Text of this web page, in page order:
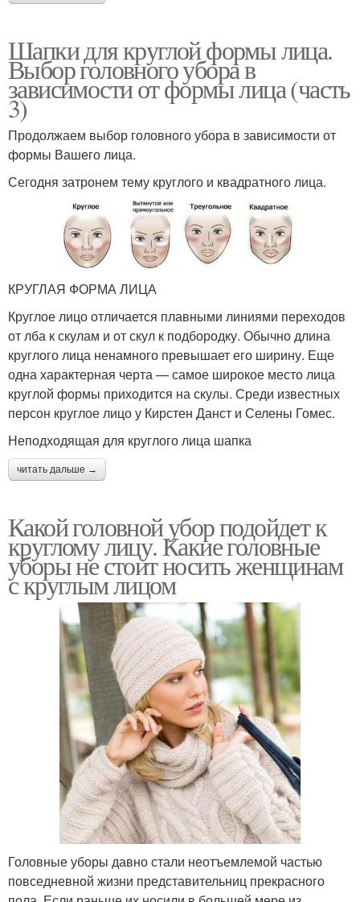
Шапки для круглой формы лица.
Выбор головного убора в
зависимости от формы лица (часть
3)
Продолжаем выбор головного убора в зависимости от
формы Вашего лица.
Сегодня затронем тему круглого и квадратного лица.
КРУГЛАЯ ФОРМА ЛИЦА
Круглое лицо отличается плавными линиями переходов
от лба к скулам и от скул к подбородку. Обычно длина
круглого лица ненамного превышает его ширину. Еще
одна характерная черта — самое широкое место лица
круглой формы приходится на скулы. Среди известных
персон круглое лицо у Кирстен Данст и Селены Гомес.
Неподходящая для круглого лица шапка
читать дальше →
Какой головной убор подойдет к
круглому лицу. Какие головные
уборы не стоит носить женщинам
с круглым лицом
Головные уборы давно стали неотъемлемой частью
повседневной жизни представительниц прекрасного